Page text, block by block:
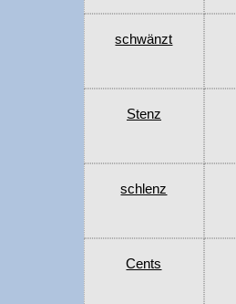
schwänzt
Stenz
schlenz
Cents